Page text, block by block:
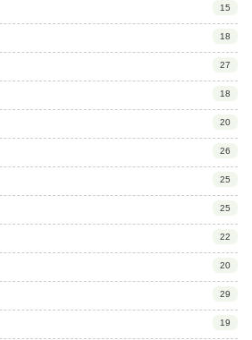
15
18
27
18
20
26
25
25
22
20
29
19